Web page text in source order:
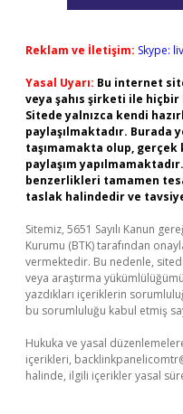
Reklam ve İletişim: Skype:
Yasal Uyarı: Bu internet
veya şahıs şirketi ile hiçbir
Sitede yalnızca kendi
paylaşılmaktadır.
taşımamakta olup,
paylaşım
benzerlikleri tamamen
taslak halindedir ve
Sitemiz, 5651 Sayılı Kanun
Kurumu (BTK) tarafından
vermektedir. Bu nedenle,
veya araştırma
yazdıkları içeriklerin
bu sorumluluğu kabul etmiş
Hukuka ve yasal
içerikleri,
halinde, ilgili içerikler yasal